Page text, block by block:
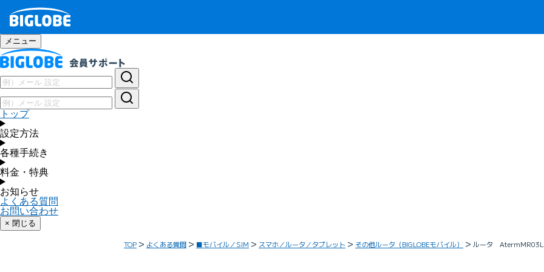
メニュー
トップ
設定方法
各種手続き
料金・特典
お知らせ
よくある質問
お問い合わせ
× 閉じる
TOP よくある質問 ■モバイル／SIM スマホ／ルータ／タブレット その他ルータ（BIGLOBEモバイル） ルータ